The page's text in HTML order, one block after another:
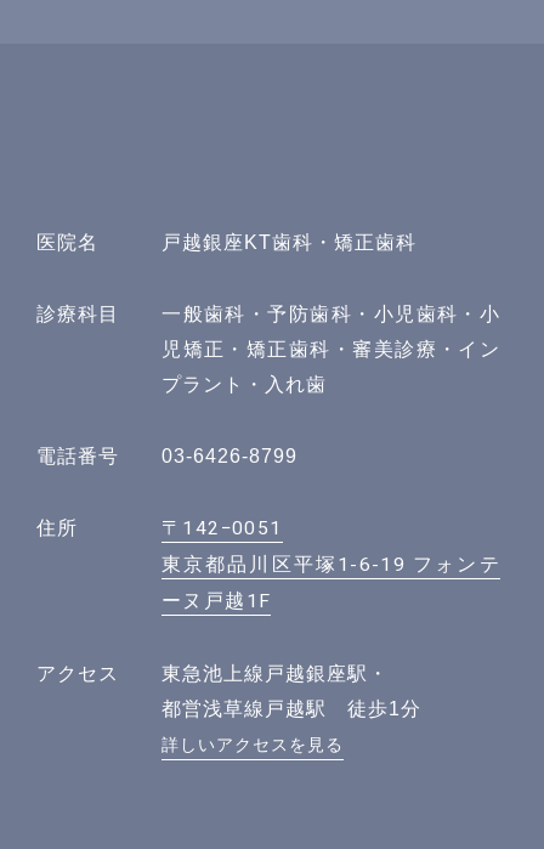
医院名 戸越銀座KT歯科・矯正歯科
診療科目
一般歯科・予防歯科・小児歯科・小
児矯正・矯正歯科・審美診療・イン
プラント・入れ歯
電話番号 03-6426-8799
住所
〒142−0051
東京都品川区平塚1-6-19 フォンテ
ーヌ戸越1F
アクセス
東急池上線戸越銀座駅・
都営浅草線戸越駅 徒歩1分
詳しいアクセスを見る